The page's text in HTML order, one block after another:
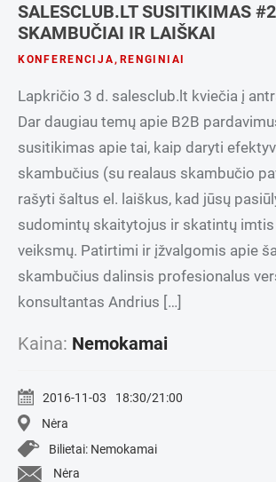
SALESCLUB.LT SUSITIKIMAS
SKAMBUČIAI IR LAIŠKAI
KONFERENCIJA, RENGINIAI
Lapkričio 3 d. salesclub.lt kviečia į
Dar daugiau temų apie B2B
susitikimas apie tai, kaip daryti
skambučius (su realaus skambučio
rašyti šaltus el. laiškus, kad jūsų
sudomintų skaitytojus ir skatintų
veiksmų. Patirtimi ir įžvalgomis apie
skambučius dalinsis profesionalus
konsultantas Andrius […]
Kaina: Nemokamai
2016-11-03
18:30/21:00
Nėra
Bilietai: Nemokamai
Nėra